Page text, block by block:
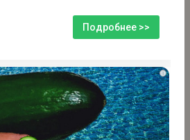
Подробнее >>
i